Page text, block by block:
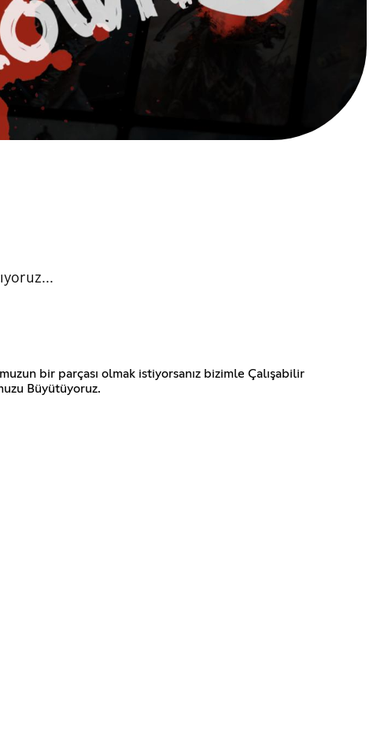
bir parçası olmak istiyorsanız bizimle Çalışabilir
Büyütüyoruz.